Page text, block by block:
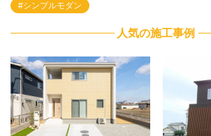
シンプルモダン
人気の施工事例